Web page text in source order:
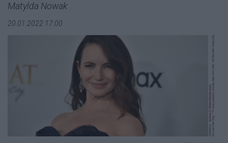
Matylda Nowak
20.01.2022 17:00